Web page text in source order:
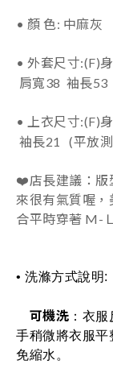
• 顏 色: 中麻灰
• 外套尺寸:(F)
肩寬38 袖長
• 上衣尺寸:(F)
袖長21 (平放
❤️店長建議：版
來很有氣質喔，
合平時穿著 M-Ｌ
• 洗滌方式說明:
可機洗 ：衣
手稍微將衣服平
免縮水。